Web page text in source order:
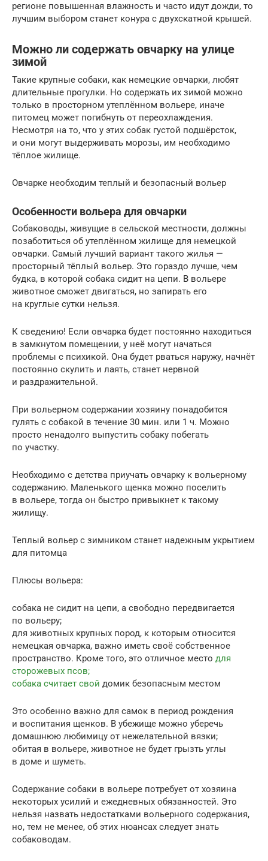
регионе повышенная влажность и часто идут дожди, то
лучшим выбором станет конура с двухскатной крышей.
Можно ли содержать овчарку на улице
зимой
Такие крупные собаки, как немецкие овчарки, любят
длительные прогулки. Но содержать их зимой можно
только в просторном утеплённом вольере, иначе
питомец может погибнуть от переохлаждения.
Несмотря на то, что у этих собак густой подшёрсток,
и они могут выдерживать морозы, им необходимо
тёплое жилище.
Овчарке необходим теплый и безопасный вольер
Особенности вольера для овчарки
Собаководы, живущие в сельской местности, должны
позаботиться об утеплённом жилище для немецкой
овчарки. Самый лучший вариант такого жилья —
просторный тёплый вольер. Это гораздо лучше, чем
будка, в которой собака сидит на цепи. В вольере
животное сможет двигаться, но запирать его
на круглые сутки нельзя.
К сведению! Если овчарка будет постоянно находиться
в замкнутом помещении, у неё могут начаться
проблемы с психикой. Она будет рваться наружу, начнёт
постоянно скулить и лаять, станет нервной
и раздражительной.
При вольерном содержании хозяину понадобится
гулять с собакой в течение 30 мин. или 1 ч. Можно
просто ненадолго выпустить собаку побегать
по участку.
Необходимо с детства приучать овчарку к вольерному
содержанию. Маленького щенка можно поселить
в вольере, тогда он быстро привыкнет к такому
жилищу.
Теплый вольер с зимником станет надежным укрытием
для питомца
Плюсы вольера:
собака не сидит на цепи, а свободно передвигается
по вольеру;
для животных крупных пород, к которым относится
немецкая овчарка, важно иметь своё собственное
пространство. Кроме того, это отличное место для
сторожевых псов;
собака считает свой домик безопасным местом
Это особенно важно для самок в период рождения
и воспитания щенков. В убежище можно уберечь
домашнюю любимицу от нежелательной вязки;
обитая в вольере, животное не будет грызть углы
в доме и шуметь.
Содержание собаки в вольере потребует от хозяина
некоторых усилий и ежедневных обязанностей. Это
нельзя назвать недостатками вольерного содержания,
но, тем не менее, об этих нюансах следует знать
собаководам.